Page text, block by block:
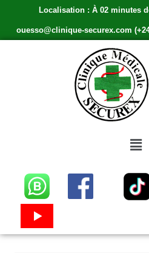
Localisation : À 02 minutes
ouesso@clinique-securex.com